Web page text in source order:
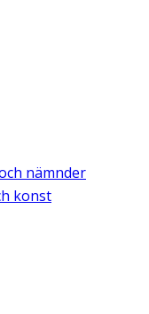
nämnder
konst